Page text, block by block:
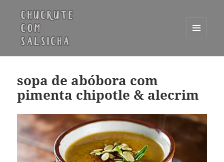
WIDGETS
sopa de abóbora com
pimenta chipotle & alecrim